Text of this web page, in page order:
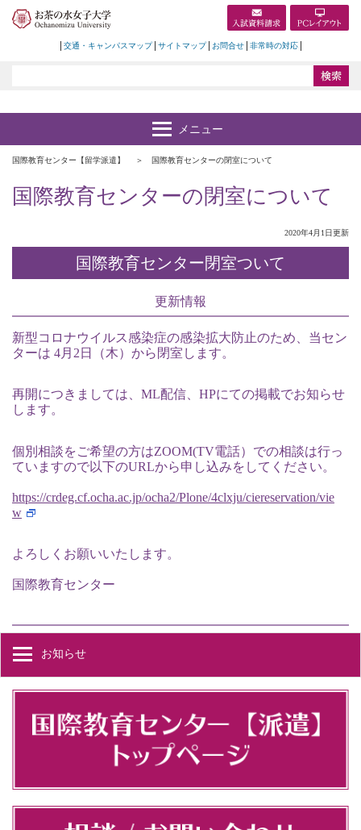
交通・キャンパスマップ サイトマップ お問合せ 非常時の対応
国際教育センター【留学派遣】 国際教育センターの閉室について
国際教育センターの閉室について
2020年4月1日更新
国際教育センター閉室ついて
更新情報
新型コロナウイルス感染症の感染拡大防止のため、当セン
ターは 4月2日（木）から閉室します。
再開につきましては、ML配信、HPにての掲載でお知らせ
します。
個別相談をご希望の方はZOOM(TV電話）での相談は行っ
ていますので以下のURLから申し込みをしてください。
https://crdeg.cf.ocha.ac.jp/ocha2/Plone/4clxju/ciereservation/vie
w
よろしくお願いいたします。
国際教育センター
お知らせ